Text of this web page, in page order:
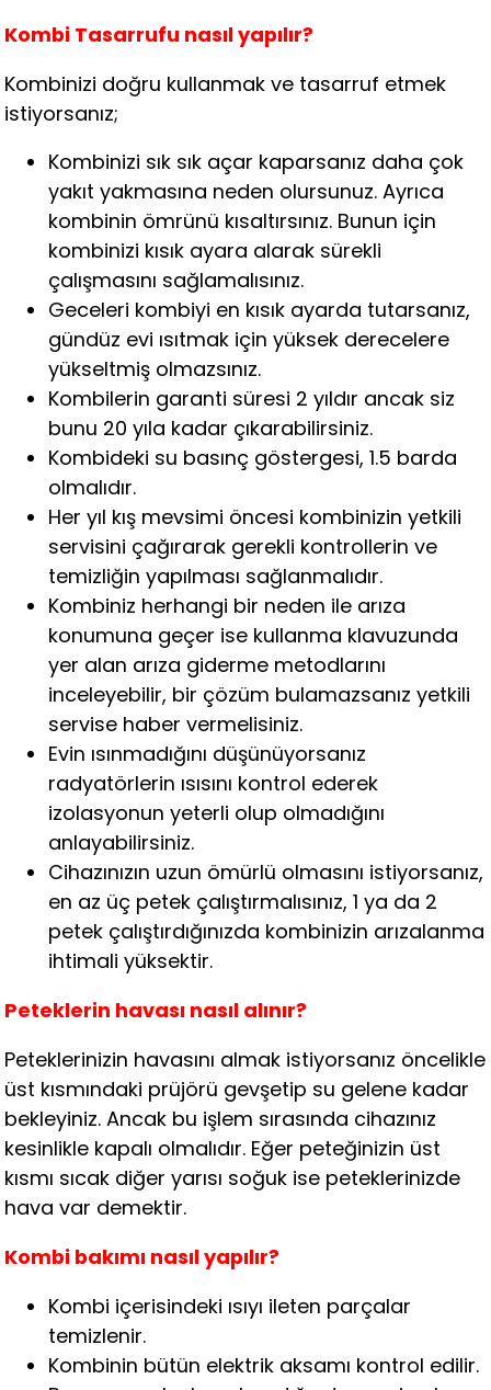
Kombi Tasarrufu nasıl yapılır?
Kombinizi doğru kullanmak ve tasarruf etmek
istiyorsanız;
Kombinizi sık sık açar kaparsanız daha çok
yakıt yakmasına neden olursunuz. Ayrıca
kombinin ömrünü kısaltırsınız. Bunun için
kombinizi kısık ayara alarak sürekli
çalışmasını sağlamalısınız.
Geceleri kombiyi en kısık ayarda tutarsanız,
gündüz evi ısıtmak için yüksek derecelere
yükseltmiş olmazsınız.
Kombilerin garanti süresi 2 yıldır ancak siz
bunu 20 yıla kadar çıkarabilirsiniz.
Kombideki su basınç göstergesi, 1.5 barda
olmalıdır.
Her yıl kış mevsimi öncesi kombinizin yetkili
servisini çağırarak gerekli kontrollerin ve
temizliğin yapılması sağlanmalıdır.
Kombiniz herhangi bir neden ile arıza
konumuna geçer ise kullanma klavuzunda
yer alan arıza giderme metodlarını
inceleyebilir, bir çözüm bulamazsanız yetkili
servise haber vermelisiniz.
Evin ısınmadığını düşünüyorsanız
radyatörlerin ısısını kontrol ederek
izolasyonun yeterli olup olmadığını
anlayabilirsiniz.
Cihazınızın uzun ömürlü olmasını istiyorsanız,
en az üç petek çalıştırmalısınız, 1 ya da 2
petek çalıştırdığınızda kombinizin arızalanma
ihtimali yüksektir.
Peteklerin havası nasıl alınır?
Peteklerinizin havasını almak istiyorsanız öncelikle
üst kısmındaki prüjörü gevşetip su gelene kadar
bekleyiniz. Ancak bu işlem sırasında cihazınız
kesinlikle kapalı olmalıdır. Eğer peteğinizin üst
kısmı sıcak diğer yarısı soğuk ise peteklerinizde
hava var demektir.
Kombi bakımı nasıl yapılır?
Kombi içerisindeki ısıyı ileten parçalar
temizlenir.
Kombinin bütün elektrik aksamı kontrol edilir.